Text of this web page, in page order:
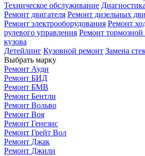
Техническое обслуживание Диагностика
Ремонт двигателя Ремонт дизельных
Ремонт электрооборудования Ремонт
рулевого управления Ремонт
кузова
Детейлинг Кузовной ремонт Замена
Выбрать марку
Ремонт Ауди
Ремонт БИД
Ремонт БМВ
Ремонт Бентли
Ремонт Вольво
Ремонт Воя
Ремонт Генезис
Ремонт Грейт Вол
Ремонт Джак
Ремонт Джили